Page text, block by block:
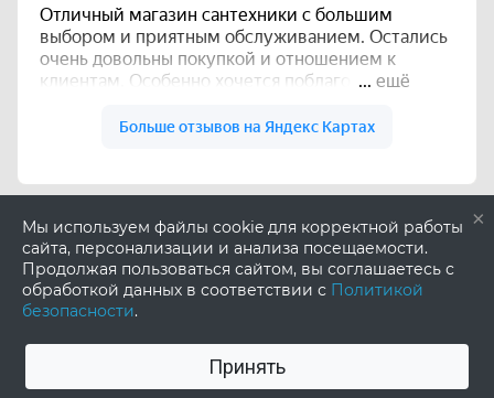
×
Мы используем файлы cookie для корректной работы
сайта, персонализации и анализа посещаемости.
Продолжая пользоваться сайтом, вы соглашаетесь с
обработкой данных в соответствии с Политикой
безопасности.
Принять
0 0